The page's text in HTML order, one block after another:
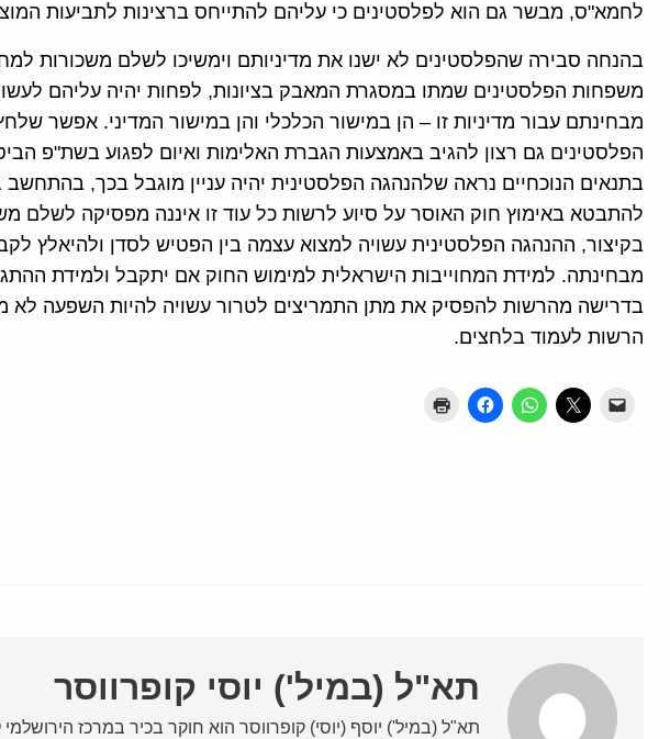
לחמא"ס, מבשר גם הוא לפלסטינים כי עליהם להתייחס ברצינות לתביעות
בהנחה סבירה שהפלסטינים לא ישנו את מדיניותם וימשיכו לשלם משכורות
משפחות הפלסטינים שמתו במסגרת המאבק בציונות, לפחות יהיה עליהם
מבחינתם עבור מדיניות זו – הן במישור הכלכלי והן במישור המדיני. אפשר
הפלסטינים גם רצון להגיב באמצעות הגברת האלימות ואיום לפגוע בשת"פ
בתנאים הנוכחיים נראה שלהנהגה הפלסטינית יהיה עניין מוגבל בכך,
להתבטא באימוץ חוק האוסר על סיוע לרשות כל עוד זו איננה מפסיקה לשלם
בקיצור, ההנהגה הפלסטינית עשויה למצוא עצמה בין הפטיש לסדן ולהיאלץ
מבחינתה. למידת המחוייבות הישראלית למימוש החוק אם יתקבל ולמידת
בדרישה מהרשות להפסיק את מתן התמריצים לטרור עשויה להיות השפעה לא
הרשות לעמוד בלחצים.
תא"ל (במיל') יוסי קופרווסר
תא"ל (במיל') יוסף (יוסי) קופרווסר הוא חוקר בכיר במרכז הירושלמי